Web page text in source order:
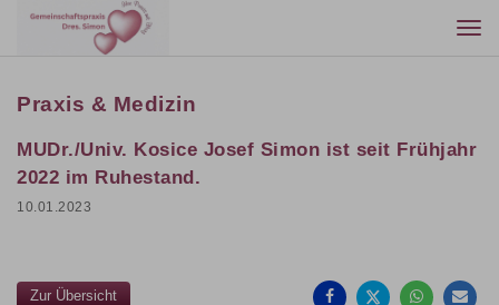
Praxis & Medizin
MUDr./Univ. Kosice Josef Simon ist seit Frühjahr
2022 im Ruhestand.
10.01.2023
Zur Übersicht
teilen
teilen
teilen